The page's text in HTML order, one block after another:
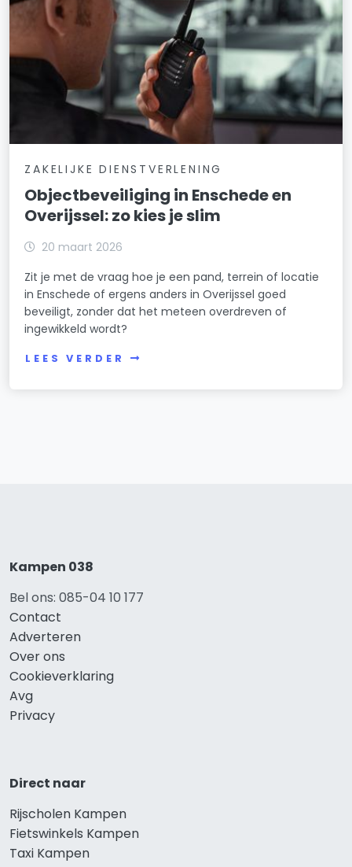
ZAKELIJKE DIENSTVERLENING
Objectbeveiliging in Enschede en
Overijssel: zo kies je slim
20 maart 2026
Zit je met de vraag hoe je een pand, terrein of locatie
in Enschede of ergens anders in Overijssel goed
beveiligt, zonder dat het meteen overdreven of
ingewikkeld wordt?
LEES VERDER
Kampen 038
Bel ons: 085-04 10 177
Contact
Adverteren
Over ons
Cookieverklaring
Avg
Privacy
Direct naar
Rijscholen Kampen
Fietswinkels Kampen
Taxi Kampen